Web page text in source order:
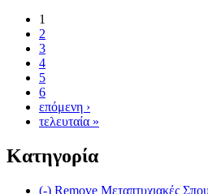
1
2
3
4
5
6
επόμενη ›
τελευταία »
Κατηγορία
(-) Remove Μεταπτυχιακές